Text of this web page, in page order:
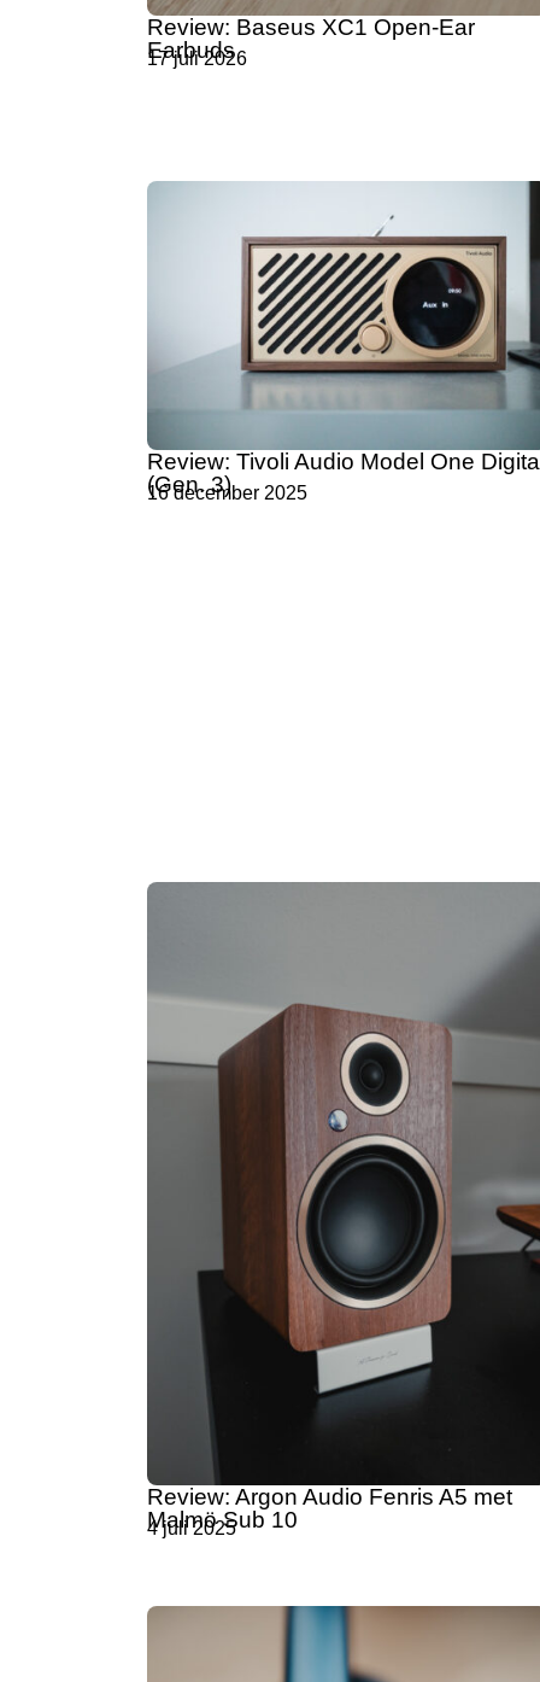
Review: Baseus XC1 Open-Ear
Earbuds
17 juli 2026
Review: Tivoli Audio Model One
(Gen. 3)
16 december 2025
Review: Argon Audio Fenris A5 met
Malmö Sub 10
4 juli 2025